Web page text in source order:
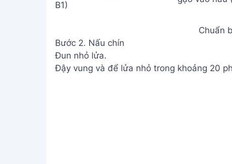
Chuẩn
Bước 2. Nấu chín
Đun nhỏ lửa.
Đậy vung và để lửa nhỏ trong khoảng 20